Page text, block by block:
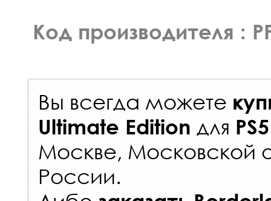
Код производителя :
Вы всегда можете
Ultimate Edition для PS5
Москве, Московской
России.